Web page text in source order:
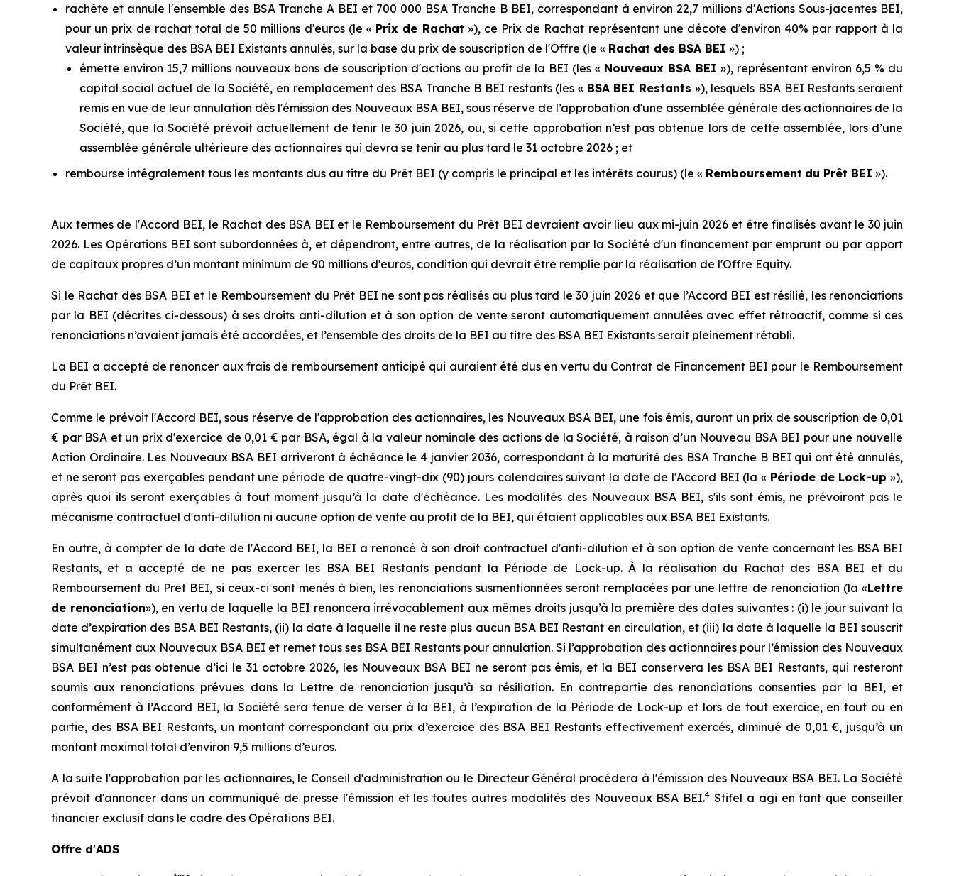
rachète et annule l'ensemble des BSA Tranche A BEI et 700 000 BSA Tranche B BEI, correspondant à environ 22,7 millions d'Actions Sous-jacentes BEI,
pour un prix de rachat total de 50 millions d'euros (le « Prix de Rachat »), ce Prix de Rachat représentant une décote d'environ 40% par rapport à la
valeur intrinsèque des BSA BEI Existants annulés, sur la base du prix de souscription de l'Offre (le « Rachat des BSA BEI ») ;
émette environ 15,7 millions nouveaux bons de souscription d'actions au profit de la BEI (les « Nouveaux BSA BEI »), représentant environ 6,5 % du
capital social actuel de la Société, en remplacement des BSA Tranche B BEI restants (les « BSA BEI Restants »), lesquels BSA BEI Restants seraient
remis en vue de leur annulation dès l'émission des Nouveaux BSA BEI, sous réserve de l’approbation d'une assemblée générale des actionnaires de la
Société, que la Société prévoit actuellement de tenir le 30 juin 2026, ou, si cette approbation n’est pas obtenue lors de cette assemblée, lors d’une
assemblée générale ultérieure des actionnaires qui devra se tenir au plus tard le 31 octobre 2026 ; et
rembourse intégralement tous les montants dus au titre du Prêt BEI (y compris le principal et les intérêts courus) (le « Remboursement du Prêt BEI »).
Aux termes de l'Accord BEI, le Rachat des BSA BEI et le Remboursement du Prêt BEI devraient avoir lieu aux mi-juin 2026 et être finalisés avant le 30 juin
2026. Les Opérations BEI sont subordonnées à, et dépendront, entre autres, de la réalisation par la Société d'un financement par emprunt ou par apport
de capitaux propres d’un montant minimum de 90 millions d'euros, condition qui devrait être remplie par la réalisation de l'Offre Equity.
Si le Rachat des BSA BEI et le Remboursement du Prêt BEI ne sont pas réalisés au plus tard le 30 juin 2026 et que l’Accord BEI est résilié, les renonciations
par la BEI (décrites ci-dessous) à ses droits anti-dilution et à son option de vente seront automatiquement annulées avec effet rétroactif, comme si ces
renonciations n’avaient jamais été accordées, et l’ensemble des droits de la BEI au titre des BSA BEI Existants serait pleinement rétabli.
La BEI a accepté de renoncer aux frais de remboursement anticipé qui auraient été dus en vertu du Contrat de Financement BEI pour le Remboursement
du Prêt BEI.
Comme le prévoit l'Accord BEI, sous réserve de l'approbation des actionnaires, les Nouveaux BSA BEI, une fois émis, auront un prix de souscription de 0,01
€ par BSA et un prix d'exercice de 0,01 € par BSA, égal à la valeur nominale des actions de la Société, à raison d’un Nouveau BSA BEI pour une nouvelle
Action Ordinaire. Les Nouveaux BSA BEI arriveront à échéance le 4 janvier 2036, correspondant à la maturité des BSA Tranche B BEI qui ont été annulés,
et ne seront pas exerçables pendant une période de quatre-vingt-dix (90) jours calendaires suivant la date de l'Accord BEI (la « Période de Lock-up »),
après quoi ils seront exerçables à tout moment jusqu’à la date d'échéance. Les modalités des Nouveaux BSA BEI, s'ils sont émis, ne prévoiront pas le
mécanisme contractuel d'anti-dilution ni aucune option de vente au profit de la BEI, qui étaient applicables aux BSA BEI Existants.
En outre, à compter de la date de l'Accord BEI, la BEI a renoncé à son droit contractuel d'anti-dilution et à son option de vente concernant les BSA BEI
Restants, et a accepté de ne pas exercer les BSA BEI Restants pendant la Période de Lock-up. À la réalisation du Rachat des BSA BEI et du
Remboursement du Prêt BEI, si ceux-ci sont menés à bien, les renonciations susmentionnées seront remplacées par une lettre de renonciation (la «Lettre
de renonciation»), en vertu de laquelle la BEI renoncera irrévocablement aux mêmes droits jusqu’à la première des dates suivantes : (i) le jour suivant la
date d’expiration des BSA BEI Restants, (ii) la date à laquelle il ne reste plus aucun BSA BEI Restant en circulation, et (iii) la date à laquelle la BEI souscrit
simultanément aux Nouveaux BSA BEI et remet tous ses BSA BEI Restants pour annulation. Si l’approbation des actionnaires pour l’émission des Nouveaux
BSA BEI n’est pas obtenue d’ici le 31 octobre 2026, les Nouveaux BSA BEI ne seront pas émis, et la BEI conservera les BSA BEI Restants, qui resteront
soumis aux renonciations prévues dans la Lettre de renonciation jusqu’à sa résiliation. En contrepartie des renonciations consenties par la BEI, et
conformément à l’Accord BEI, la Société sera tenue de verser à la BEI, à l’expiration de la Période de Lock-up et lors de tout exercice, en tout ou en
partie, des BSA BEI Restants, un montant correspondant au prix d’exercice des BSA BEI Restants effectivement exercés, diminué de 0,01 €, jusqu’à un
montant maximal total d’environ 9,5 millions d’euros.
A la suite l'approbation par les actionnaires, le Conseil d'administration ou le Directeur Général procédera à l'émission des Nouveaux BSA BEI. La Société
prévoit d'annoncer dans un communiqué de presse l'émission et les toutes autres modalités des Nouveaux BSA BEI.4 Stifel a agi en tant que conseiller
financier exclusif dans le cadre des Opérations BEI.
Offre d'ADS